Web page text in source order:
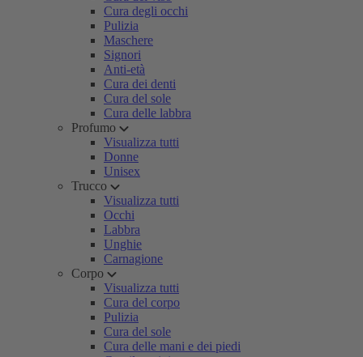
Cura degli occhi
Pulizia
Maschere
Signori
Anti-età
Cura dei denti
Cura del sole
Cura delle labbra
Profumo
Visualizza tutti
Donne
Unisex
Trucco
Visualizza tutti
Occhi
Labbra
Unghie
Carnagione
Corpo
Visualizza tutti
Cura del corpo
Pulizia
Cura del sole
Cura delle mani e dei piedi